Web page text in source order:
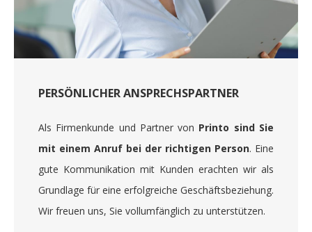
PERSÖNLICHER ANSPRECHSPARTNER
Als Firmenkunde und Partner von Printo sind Sie
mit einem Anruf bei der richtigen Person. Eine
gute Kommunikation mit Kunden erachten wir als
Grundlage für eine erfolgreiche Geschäftsbeziehung.
Wir freuen uns, Sie vollumfänglich zu unterstützen.